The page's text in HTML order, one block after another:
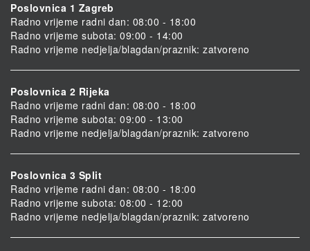
Poslovnica 1 Zagreb
Radno vrijeme radni dan: 08:00 - 18:00
Radno vrijeme subota: 09:00 - 14:00
Radno vrijeme nedjelja/blagdan/praznik: zatvoreno
Poslovnica 2 Rijeka
Radno vrijeme radni dan: 08:00 - 18:00
Radno vrijeme subota: 09:00 - 13:00
Radno vrijeme nedjelja/blagdan/praznik: zatvoreno
Poslovnica 3 Split
Radno vrijeme radni dan: 08:00 - 18:00
Radno vrijeme subota: 08:00 - 12:00
Radno vrijeme nedjelja/blagdan/praznik: zatvoreno